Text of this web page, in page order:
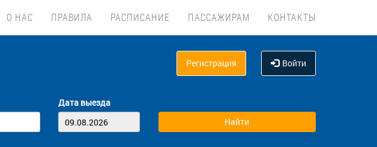
О НАС ПРАВИЛА РАСПИСАНИЕ ПАССАЖИРАМ КОНТАКТЫ
Регистрация Войти
Дата выезда